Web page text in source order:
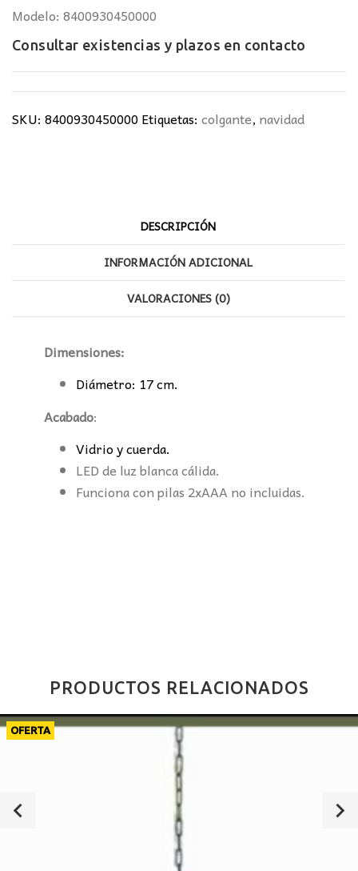
Modelo: 8400930450000
Consultar existencias y plazos en contacto
SKU: 8400930450000Etiquetas: colgante, navidad
DESCRIPCIÓN
INFORMACIÓN ADICIONAL
VALORACIONES (0)
Dimensiones:
Diámetro: 17 cm.
Acabado:
Vidrio y cuerda.
LED de luz blanca cálida.
Funciona con pilas 2xAAA no incluidas.
PRODUCTOS RELACIONADOS
OFERTA